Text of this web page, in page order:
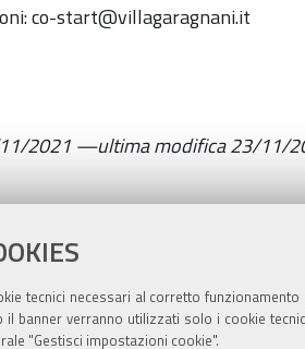
tecnici necessari al corretto
il banner verranno utilizzati solo i cookie
"Gestisci impostazioni cookie".
co-start@villagaragnani.it
2021 —ultima modifica23/11/